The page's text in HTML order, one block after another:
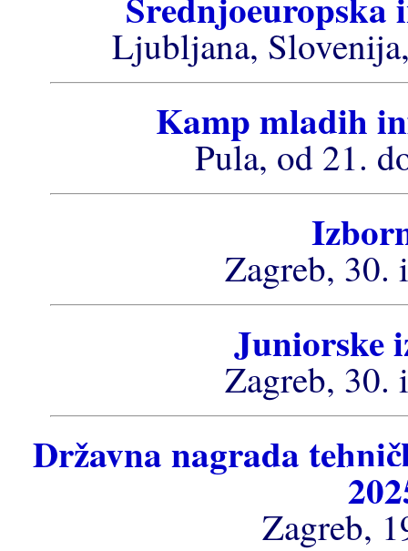
Ljubljana,
Kamp mladih
Pula, od 21.
Zagreb, 30.
Juniorske
Zagreb, 30.
Državna nagrada
Zagreb,